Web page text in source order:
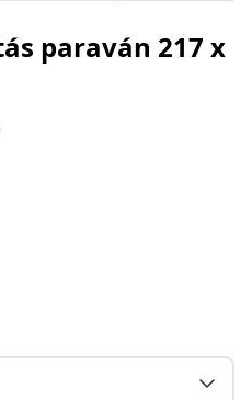
paraván 217 x